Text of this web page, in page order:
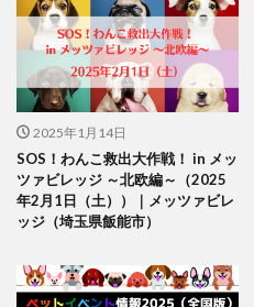
2025年1月14日
SOS！わんこ救出大作戦！ in メッ
ツァビレッジ ～北欧編～（2025
年2月1日（土））｜メッツァビレ
ッジ（埼玉県飯能市）